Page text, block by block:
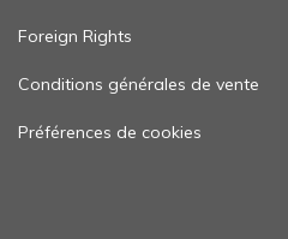
Foreign Rights
Conditions générales de vente
Préférences de cookies